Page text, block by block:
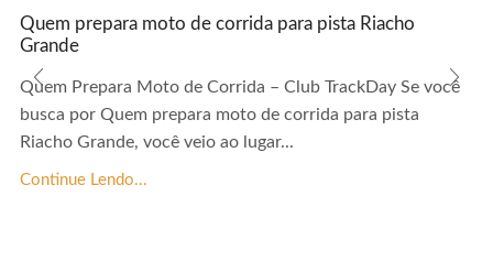
Quem prepara moto de corrida para pista Riacho
Grande
Quem Prepara Moto de Corrida – Club TrackDay Se você
busca por Quem prepara moto de corrida para pista
Riacho Grande, você veio ao lugar...
Continue Lendo...